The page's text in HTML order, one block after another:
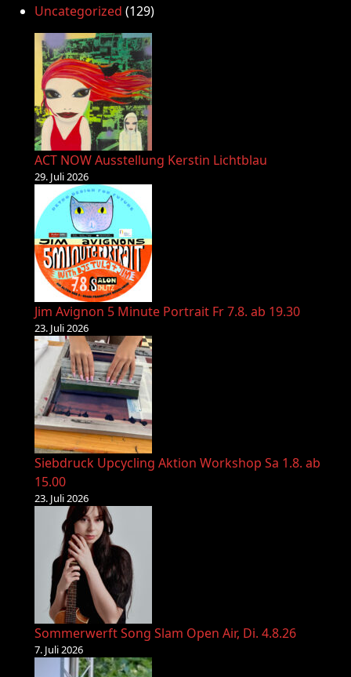
Uncategorized (129)
ACT NOW Ausstellung Kerstin Lichtblau
29. Juli 2026
Jim Avignon 5 Minute Portrait Fr 7.8. ab 19.30
23. Juli 2026
Siebdruck Upcycling Aktion Workshop Sa 1.8. ab
15.00
23. Juli 2026
Sommerwerft Song Slam Open Air, Di. 4.8.26
7. Juli 2026